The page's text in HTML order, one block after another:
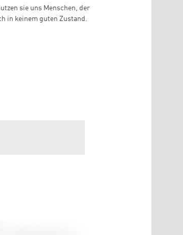
sie uns Menschen, der
in keinem guten Zustand.